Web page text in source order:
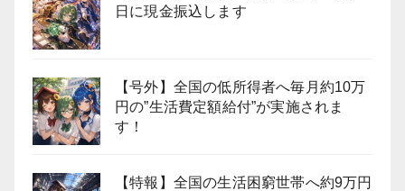
日に現金振込します
【号外】全国の低所得者へ毎月約10万
円の”生活費定額給付”が実施されま
す！
【特報】全国の生活困窮世帯へ約9万円